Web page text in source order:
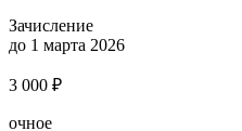
Зачисление
до 1 марта 2026
3 000 ₽
очное